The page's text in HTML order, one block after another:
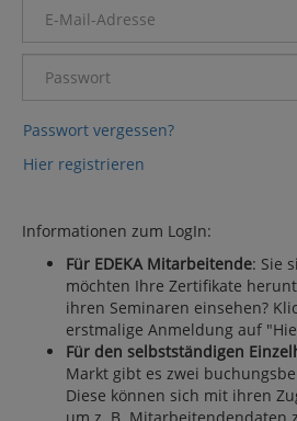
Passwort vergessen?
Hier registrieren
Informationen zum LogIn:
Für EDEKA Mitarbeitende: Sie
möchten Ihre Zertifikate
ihren Seminaren einsehen?
erstmalige Anmeldung auf
Für den selbstständigen
Markt gibt es zwei
Diese können sich mit ihren